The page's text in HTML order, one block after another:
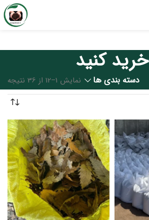
خرید کنید
دسته بندی ها
نمایش 1–12 از 36 نتیجه